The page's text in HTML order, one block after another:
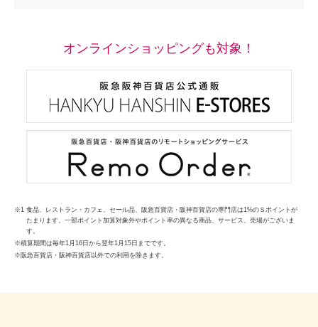
オンラインショッピングも対象！
食品、レストラン・カフェ、セール品、阪急百貨店・阪神百貨店の専門店は1%のＳポイントが
たまります。一部ポイント加算対象外やポイント率の異なる商品、サービス、売場がございま
す。
積算期間は毎年1月16日から翌年1月15日までです。
阪急百貨店・阪神百貨店以外での利用を除きます。